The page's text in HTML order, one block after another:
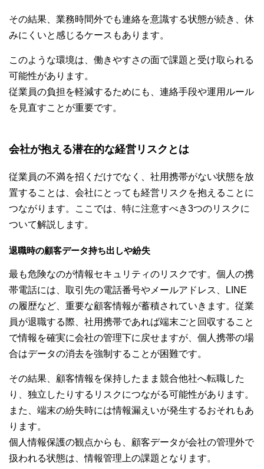
その結果、業務時間外でも連絡を意識する状態が続き、休
みにくいと感じるケースもあります。
このような環境は、働きやすさの面で課題と受け取られる
可能性があります。
従業員の負担を軽減するためにも、連絡手段や運用ルール
を見直すことが重要です。
会社が抱える潜在的な経営リスクとは
従業員の不満を招くだけでなく、社用携帯がない状態を放
置することは、会社にとっても経営リスクを抱えることに
つながります。ここでは、特に注意すべき3つのリスクに
ついて解説します。
退職時の顧客データ持ち出しや紛失
最も危険なのが情報セキュリティのリスクです。個人の携
帯電話には、取引先の電話番号やメールアドレス、LINE
の履歴など、重要な顧客情報が蓄積されていきます。従業
員が退職する際、社用携帯であれば端末ごと回収すること
で情報を確実に会社の管理下に戻せますが、個人携帯の場
合はデータの消去を強制することが困難です。
その結果、顧客情報を保持したまま競合他社へ転職した
り、独立したりするリスクにつながる可能性があります。
また、端末の紛失時には情報漏えいが発生するおそれもあ
ります。
個人情報保護の観点からも、顧客データが会社の管理外で
扱われる状態は、情報管理上の課題となります。